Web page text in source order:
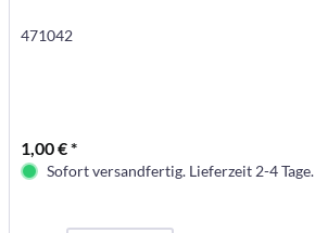
471042
1,00 € *
Sofort versandfertig. Lieferzeit 2-4 Tage.